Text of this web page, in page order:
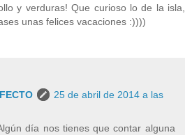
y verduras! Que curioso lo de la isla,
unas felices vacaciones :))))
25 de abril de 2014 a las
día nos tienes que contar alguna